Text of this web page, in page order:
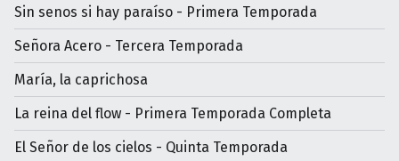
Sin senos si hay paraíso - Primera Temporada
Señora Acero - Tercera Temporada
María, la caprichosa
La reina del flow - Primera Temporada Completa
El Señor de los cielos - Quinta Temporada